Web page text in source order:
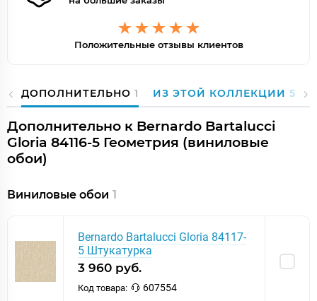
Положительные отзывы клиентов
ДОПОЛНИТЕЛЬНО 1 ИЗ ЭТОЙ КОЛЛЕКЦИИ 57
Дополнительно к Bernardo Bartalucci
Gloria 84116-5 Геометрия (виниловые
обои)
Виниловые обои 1
Bernardo Bartalucci Gloria 84117-
5 Штукатурка
3 960 руб.
Код товара: 607554